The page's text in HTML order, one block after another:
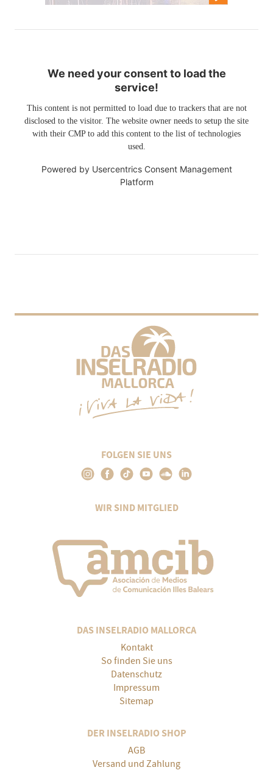
We need your consent to load the
service!
This content is not permitted to load due to trackers that are not
disclosed to the visitor. The website owner needs to setup the site
with their CMP to add this content to the list of technologies
used.
Powered by Usercentrics Consent Management
Platform
FOLGEN SIE UNS
WIR SIND MITGLIED
DAS INSELRADIO MALLORCA
Kontakt
So finden Sie uns
Datenschutz
Impressum
Sitemap
DER INSELRADIO SHOP
AGB
Versand und Zahlung